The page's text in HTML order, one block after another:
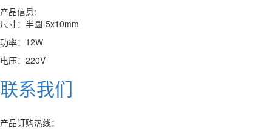
产品信息:
尺寸： 半圆-5x10mm
功率：12W
电压：220V
联系我们
产品订购热线：